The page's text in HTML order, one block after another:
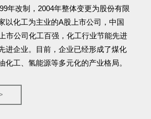
年改制，2004年整体变更为股份有限
以化工为主业的A股上市公司，中国
市公司化工百强，化工行业节能先进
进企业。目前，企业已经形成了煤化
化工、氢能源等多元化的产业格局。